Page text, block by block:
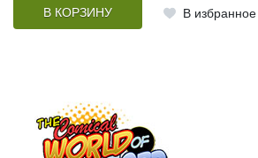
В КОРЗИНУ В избранное